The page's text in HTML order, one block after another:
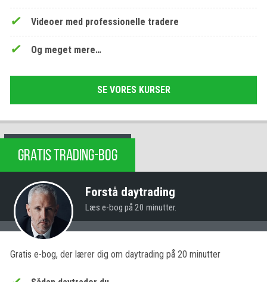
Videoer med professionelle tradere
Og meget mere…
SE VORES KURSER
GRATIS TRADING-BOG
Forstå daytrading
Læs e-bog på 20 minutter.
Gratis e-bog, der lærer dig om daytrading på 20 minutter